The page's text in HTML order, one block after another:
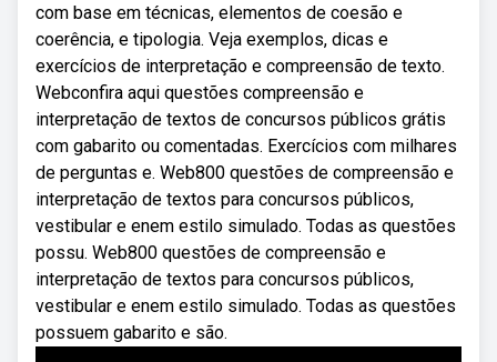
com base em técnicas, elementos de coesão e
coerência, e tipologia. Veja exemplos, dicas e
exercícios de interpretação e compreensão de texto.
Webconfira aqui questões compreensão e
interpretação de textos de concursos públicos grátis
com gabarito ou comentadas. Exercícios com milhares
de perguntas e. Web800 questões de compreensão e
interpretação de textos para concursos públicos,
vestibular e enem estilo simulado. Todas as questões
possu. Web800 questões de compreensão e
interpretação de textos para concursos públicos,
vestibular e enem estilo simulado. Todas as questões
possuem gabarito e são.